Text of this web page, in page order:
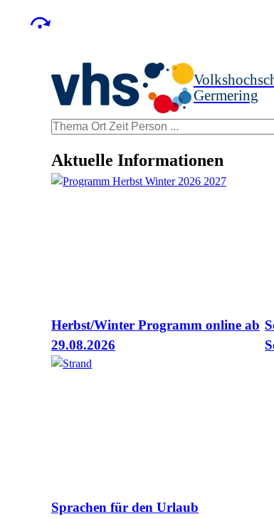
Germering
Aktuelle Informationen
Herbst/Winter Programm online ab
29.08.2026
Sprachen für den Urlaub